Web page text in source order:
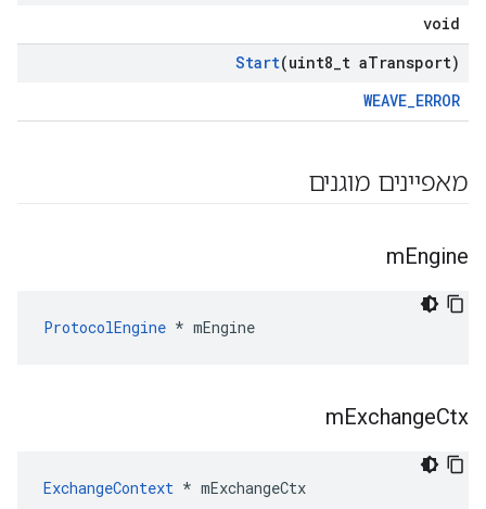
void
Start(uint8 t aTransport)
WEAVE_ERROR
מאפיינים מוגנים
mEngine
ProtocolEngine * mEngine
mExchangeCtx
ExchangeContext * mExchangeCtx